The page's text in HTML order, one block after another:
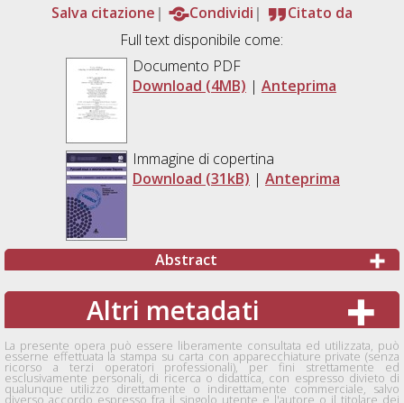
Salva citazione
Condividi
Citato da
Full text disponibile come:
Documento PDF
Download (4MB) | Anteprima
Immagine di copertina
Download (31kB) | Anteprima
Abstract
Altri metadati
La presente opera può essere liberamente consultata ed utilizzata, può
esserne effettuata la stampa su carta con apparecchiature private (senza
ricorso a terzi operatori professionali), per fini strettamente ed
esclusivamente personali, di ricerca o didattica, con espresso divieto di
qualunque utilizzo direttamente o indirettamente commerciale, salvo
diverso accordo espresso fra il singolo utente e l'autore o il titolare dei